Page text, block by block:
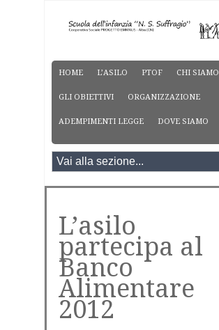
HOME L’ASILO PTOF CHI SIAMO
GLI OBIETTIVI ORGANIZZAZIONE
ADEMPIMENTI LEGGE DOVE SIAMO
L’asilo
partecipa al
Banco
Alimentare
2012